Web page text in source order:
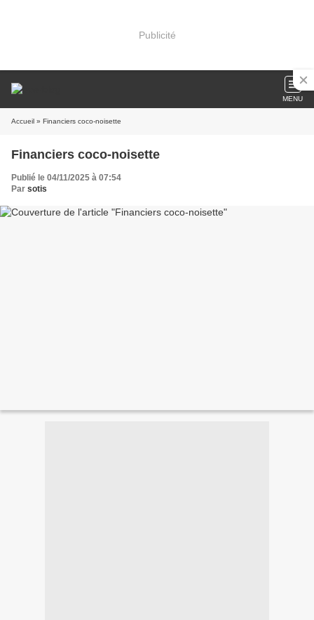
Publicité
MENU
Accueil » Financiers coco-noisette
Financiers coco-noisette
Publié le 04/11/2025 à 07:54
Par sotis